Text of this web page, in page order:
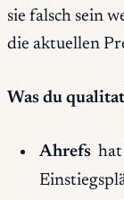
sie falsch sein
die aktuellen
Was du
Ahrefs hat